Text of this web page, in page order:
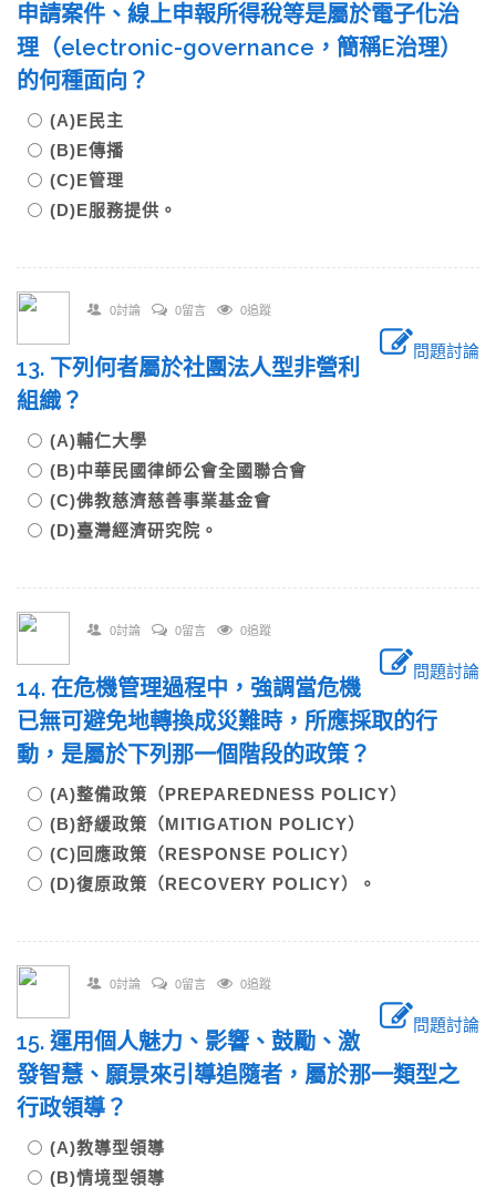
申請案件、線上申報所得稅等是屬於電子化治
理（electronic-governance，簡稱E治理）
的何種面向？
(A)E民主
(B)E傳播
(C)E管理
(D)E服務提供。
0討論 0留言 0追蹤
問題討論
13. 下列何者屬於社團法人型非營利
組織？
(A)輔仁大學
(B)中華民國律師公會全國聯合會
(C)佛教慈濟慈善事業基金會
(D)臺灣經濟研究院。
0討論 0留言 0追蹤
問題討論
14. 在危機管理過程中，強調當危機
已無可避免地轉換成災難時，所應採取的行
動，是屬於下列那一個階段的政策？
(A)整備政策（PREPAREDNESS POLICY）
(B)舒緩政策（MITIGATION POLICY）
(C)回應政策（RESPONSE POLICY）
(D)復原政策（RECOVERY POLICY）。
0討論 0留言 0追蹤
問題討論
15. 運用個人魅力、影響、鼓勵、激
發智慧、願景來引導追隨者，屬於那一類型之
行政領導？
(A)教導型領導
(B)情境型領導